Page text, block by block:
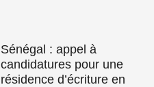
Sénégal : appel à
candidatures pour une
résidence d’écriture en